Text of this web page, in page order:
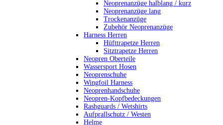
Neoprenanzüge halblang / kurz
Neoprenanzüge lang
Trockenanzüge
Zubehör Neoprenanzüge
Harness Herren
Hüfttrapetze Herren
Sitztrapetze Herren
Neopren Oberteile
Wassersport Hosen
Neoprenschuhe
Wingfoil Harness
Neoprenhandschuhe
Neopren-Kopfbedeckungen
Rashguards / Wetshirts
Aufprallschutz / Westen
Helme